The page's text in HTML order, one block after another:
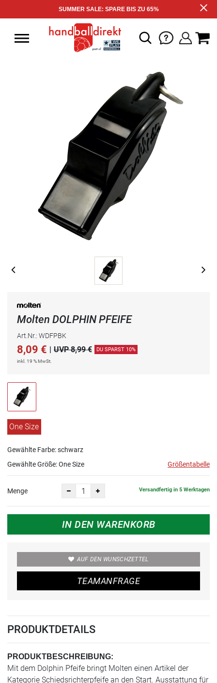
SUMMER SALE: SPARE BIS ZU 65%
Molten DOLPHIN PFEIFE
Art.Nr.: WDFPBK
8,09 € | UVP 8,99 € DU SPARST 10%
inkl. 19 % MwSt.
One Size
Gewählte Farbe: schwarz
Gewählte Größe:One Size Größentabelle
Menge Versandfertig in 5 Werktagen
IN DEN WARENKORB
AUF DEN WUNSCHZETTEL
TEAMANFRAGE
PRODUKTDETAILS
PRODUKTBESCHREIBUNG:
Mit dem Dolphin Pfeife bringt Molten einen Artikel der
Kategorie Schiedsrichterpfeife an den Start. Ausstattung für